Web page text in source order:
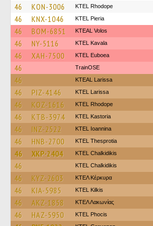
46 KON-3006 KTEL Rhodope
46 KNX-1046 KTEL Pieria
46 BOM-6851 KTEAL Volos
46 NY-5116 KTEL Kavala
46 XAH-7500 ΚΤΕL Euboea
46 TrainΟSE
46 KTEAL Larissa
46 PIZ-4146 KTEL Larissa
46 KOZ-1616 KTEL Rhodope
46 KTB-3974 KTEL Kastoria
46 INZ-2522 KTEL Ioannina
46 HNB-2700 KTEL Thesprotia
46 XKP-2404 ΚΤΕL Chalkidikis
46 ΚΤΕL Chalkidikis
46 KYZ-2603 ΚΤΕΛ Κέρκυρα
46 KIA-5985 KTEL Kilkis
46 AKZ-1858 ΚΤΕΛ Λακωνίας
46 HAZ-5950 ΚΤΕL Phocis